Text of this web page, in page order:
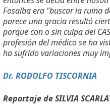
Fosalba era "buscar la ruina
parece una gracia resultó
porque con o sin culpa del
profesión del médico se ha
ha sufrido variaciones muy
Dr. RODOLFO TISCORNIA
Reportaje de SILVIA